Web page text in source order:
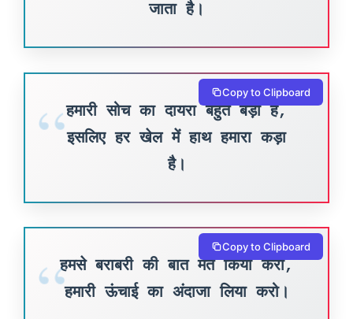
जाता है।
हमारी सोच का दायरा बहुत बड़ा है,
इसलिए हर खेल में हाथ हमारा कड़ा
है।
Copy to Clipboard
हमसे बराबरी की बात मत किया करो,
हमारी ऊंचाई का अंदाजा लिया करो।
Copy to Clipboard